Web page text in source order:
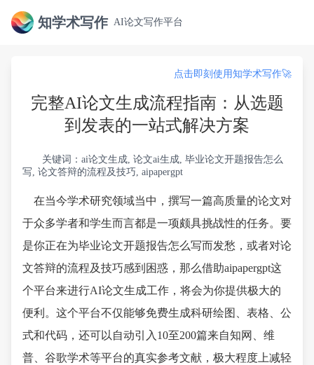
知学术写作 AI论文写作平台
点击即刻使用知学术写作🚀
完整AI论文生成流程指南：从选题
到发表的一站式解决方案
关键词：ai论文生成, 论文ai生成, 毕业论文开题报告怎么
写, 论文答辩的流程及技巧, aipapergpt
在当今学术研究领域当中，撰写一篇高质量的论文对
于众多学者和学生而言都是一项颇具挑战性的任务。要
是你正在为毕业论文开题报告怎么写而发愁，或者对论
文答辩的流程及技巧感到困惑，那么借助aipapergpt这
个平台来进行AI论文生成工作，将会为你提供极大的
便利。这个平台不仅能够免费生成科研绘图、表格、公
式和代码，还可以自动引入10至200篇来自知网、维
普、谷歌学术等平台的真实参考文献，极大程度上减轻